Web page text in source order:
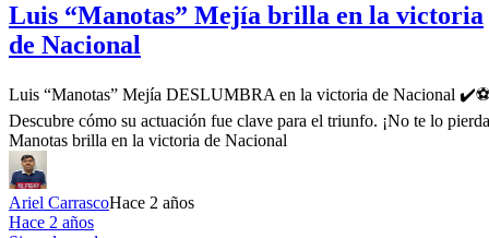
Luis “Manotas” Mejía brilla en la victoria
de Nacional
Luis “Manotas” Mejía DESLUMBRA en la victoria de Nacional
Descubre cómo su actuación fue clave para el triunfo. ¡No te lo
Manotas brilla en la victoria de Nacional
Ariel CarrascoHace 2 años
Hace 2 años